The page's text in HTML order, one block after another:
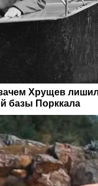
Хрущев
базы Порккала